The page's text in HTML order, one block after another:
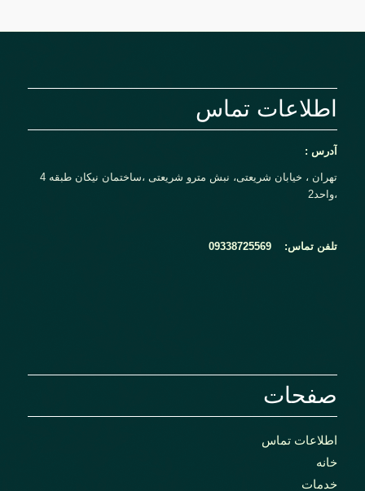
اطلاعات تماس
آدرس :
تهران ، خیابان شریعتی، نبش مترو شریعتی ،ساختمان نیکان طبقه 4
،واحد2
تلفن تماس: 09338725569
صفحات
اطلاعات تماس
خانه
خدمات